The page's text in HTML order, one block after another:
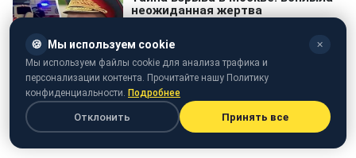
Польша награда Олег Сенцов
политзаключенные
Политзаключенные в РФ
🍪 Мы используем cookie ✕
Мы используем файлы cookie для анализа трафика и
персонализации контента. Прочитайте нашу Политику
конфиденциальности. Подробнее
Отклонить Принять все